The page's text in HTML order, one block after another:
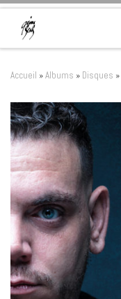
Skip to content
Accueil »Albums » Disques »